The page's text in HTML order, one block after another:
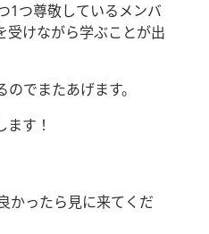
1つ尊敬しているメンバ
受けながら学ぶことが出
でまたあげます。
す！
かったら見に来てくだ